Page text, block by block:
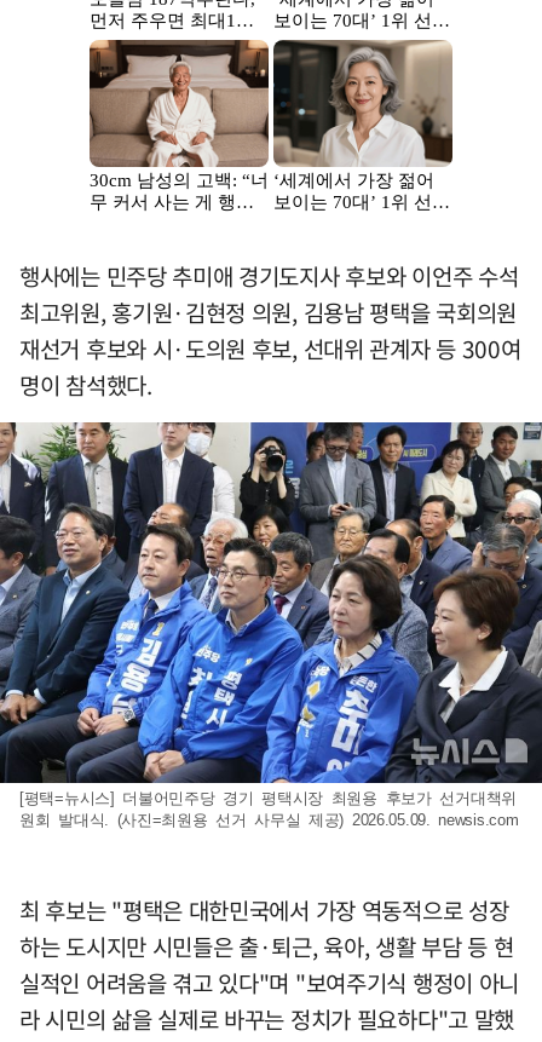
행사에는 민주당 추미애 경기도지사 후보와 이언주 수석
최고위원, 홍기원·김현정 의원, 김용남 평택을 국회의원
재선거 후보와 시·도의원 후보, 선대위 관계자 등 300여
명이 참석했다.
[평택=뉴시스] 더불어민주당 경기 평택시장 최원용 후보가 선거대책위
원회 발대식. (사진=최원용 선거 사무실 제공) 2026.05.09. newsis.com
최 후보는 "평택은 대한민국에서 가장 역동적으로 성장
하는 도시지만 시민들은 출·퇴근, 육아, 생활 부담 등 현
실적인 어려움을 겪고 있다"며 "보여주기식 행정이 아니
라 시민의 삶을 실제로 바꾸는 정치가 필요하다"고 말했